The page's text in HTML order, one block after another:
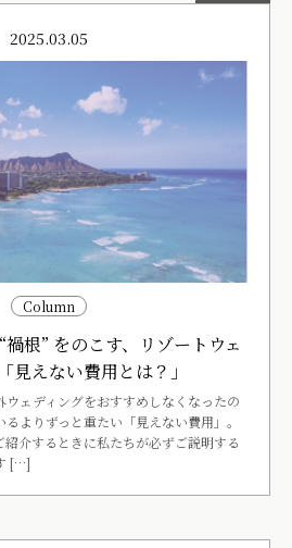
2025.03.05
Column
根” をのこす、リゾートウェ
見えない費用とは？」
ェディングをおすすめしなくなったの
よりずっと重たい「見えない費用」。
紹介するときに私たちが必ずご説明する
[…]